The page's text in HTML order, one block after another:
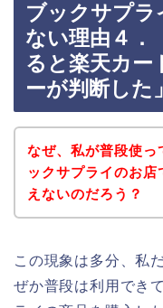
ブックサプラ
ない理由４．
ると楽天カー
ーが判断した」
なぜ、私が普段使っ
ックサプライのお
えないのだろう？
この現象は多分、私
ぜか普段は利用でき